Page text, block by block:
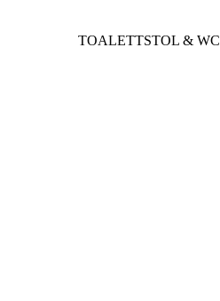
TOALETTSTOL & WC